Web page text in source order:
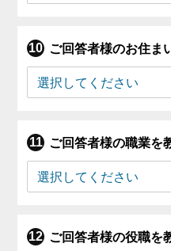
ご回答者様のお住ま
ご回答者様の職業を
ご回答者様の役職を